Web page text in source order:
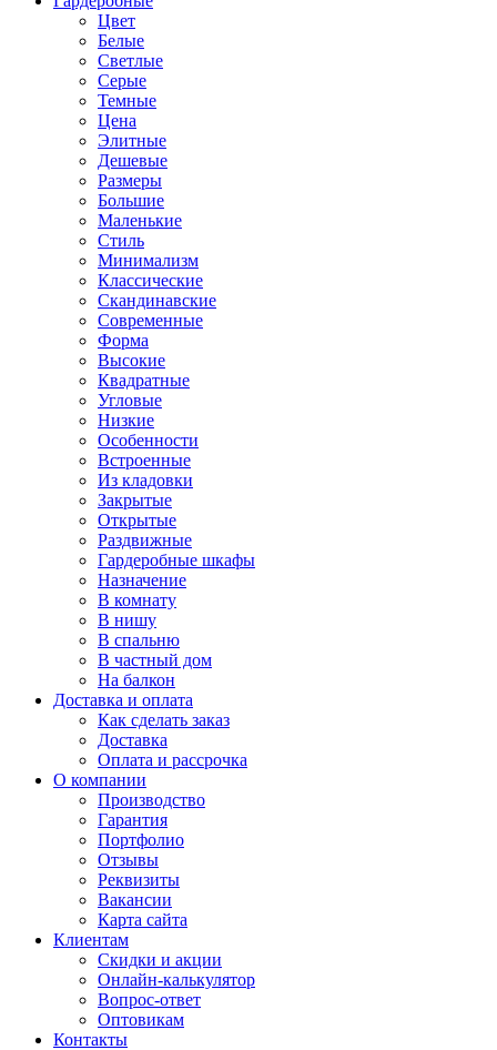
Цвет
Белые
Светлые
Серые
Темные
Цена
Элитные
Дешевые
Размеры
Большие
Маленькие
Стиль
Минимализм
Классические
Скандинавские
Современные
Форма
Высокие
Квадратные
Угловые
Низкие
Особенности
Встроенные
Из кладовки
Закрытые
Открытые
Раздвижные
Гардеробные шкафы
Назначение
В комнату
В нишу
В спальню
В частный дом
На балкон
Доставка и оплата
Как сделать заказ
Доставка
Оплата и рассрочка
О компании
Производство
Гарантия
Портфолио
Отзывы
Реквизиты
Вакансии
Карта сайта
Клиентам
Скидки и акции
Онлайн-калькулятор
Вопрос-ответ
Оптовикам
Контакты